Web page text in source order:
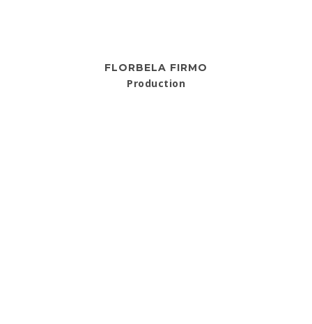
FLORBELA FIRMO
Production